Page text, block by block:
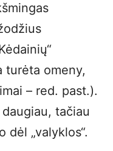
turėta omeny,
– red. past.).
tačiau
dėl „valyklos“.